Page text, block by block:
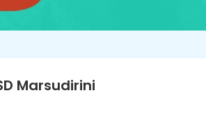
Marsudirini